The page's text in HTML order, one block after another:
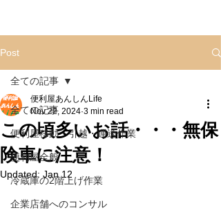
Post
全ての記事
便利屋移動・引越・運送作業
便利屋全般
冷蔵庫の2階上げ作業
企業店舗へのコンサル
全ての記事
この頃多いお話・・・無保
険車に注意！
便利屋あんしんLife
Nov 22, 2024 3 min read
Updated: Jan 12